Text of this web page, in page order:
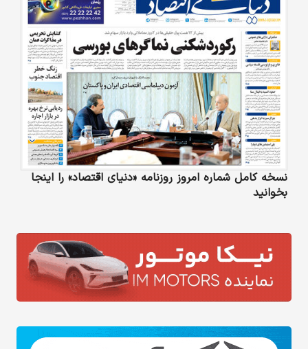
نسخه کامل شماره امروز روزنامه «دنیای‌ اقتصاد» را اینجا
بخوانید